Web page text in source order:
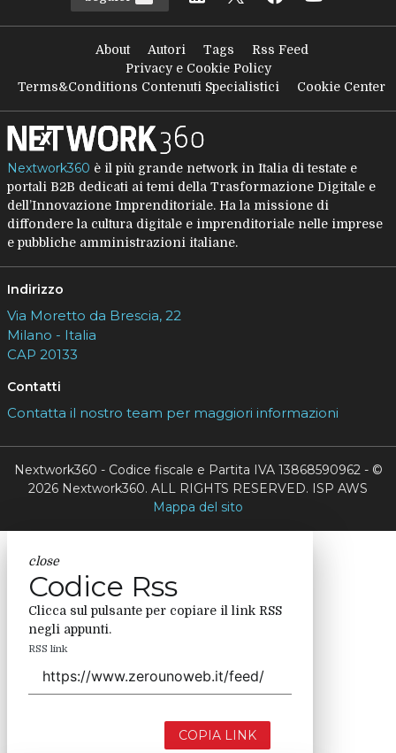
About Autori Tags
Rss Feed
Privacy e Cookie Policy
Terms&Conditions Contenuti Specialistici
Cookie Center
Nextwork360 è il più grande network in Italia di testate e
portali B2B dedicati ai temi della Trasformazione Digitale e
dell’Innovazione Imprenditoriale. Ha la missione di
diffondere la cultura digitale e imprenditoriale nelle imprese
e pubbliche amministrazioni italiane.
Indirizzo
Via Moretto da Brescia, 22
Milano - Italia
CAP 20133
Contatti
Contatta il nostro team per maggiori informazioni
Nextwork360 - Codice fiscale e Partita IVA 13868590962 - ©
2026 Nextwork360. ALL RIGHTS RESERVED. ISP AWS
Mappa del sito
close
Codice Rss
Clicca sul pulsante per copiare il link RSS
negli appunti.
RSS link
COPIA LINK